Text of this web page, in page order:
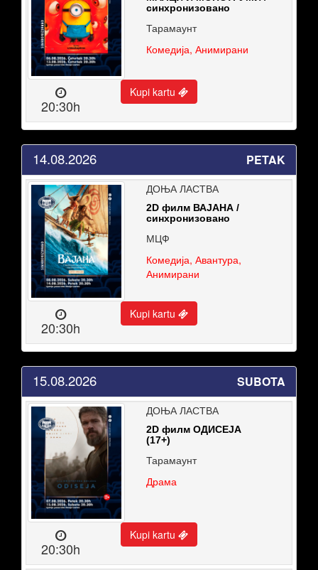
синхронизовано
Тарамаунт
Комедија, Анимирани
20:30h
Kupi kartu
14.08.2026 PETAK
ДОЊА ЛАСТВА
2D филм ВАЈАНА /
синхронизовано
МЦФ
Комедија, Авантура,
Анимирани
20:30h
Kupi kartu
15.08.2026 SUBOTA
ДОЊА ЛАСТВА
2D филм ОДИСЕЈА
(17+)
Тарамаунт
Драма
20:30h
Kupi kartu